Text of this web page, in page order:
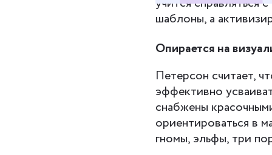
шаблоны, а
Опирается на
Петерсон считает,
эффективно
снабжены
ориентироваться в
гномы, эльфы, три